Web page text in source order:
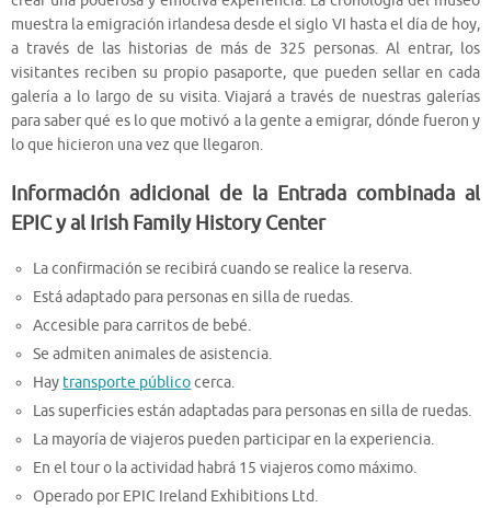
muestra la emigración irlandesa desde el siglo VI hasta el día de hoy,
a través de las historias de más de 325 personas. Al entrar, los
visitantes reciben su propio pasaporte, que pueden sellar en cada
galería a lo largo de su visita. Viajará a través de nuestras galerías
para saber qué es lo que motivó a la gente a emigrar, dónde fueron y
lo que hicieron una vez que llegaron.
Información adicional de la Entrada combinada al
EPIC y al Irish Family History Center
La confirmación se recibirá cuando se realice la reserva.
Está adaptado para personas en silla de ruedas.
Accesible para carritos de bebé.
Se admiten animales de asistencia.
Hay transporte públicocerca.
Las superficies están adaptadas para personas en silla de ruedas.
La mayoría de viajeros pueden participar en la experiencia.
En el tour o la actividad habrá 15 viajeros como máximo.
Operado por EPIC Ireland Exhibitions Ltd.